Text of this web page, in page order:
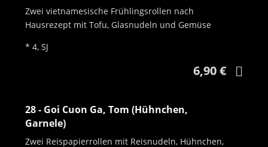
Zwei vietnamesische Frühlingsrollen nach
Hausrezept mit Tofu, Glasnudeln und Gemüse
* 4, SJ
6,90 €
28 - Goi Cuon Ga, Tom (Hühnchen,
Garnele)
Zwei Reispapierrollen mit Reisnudeln, Hühnchen,